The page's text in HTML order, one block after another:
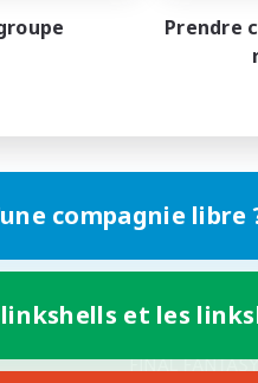
Prendre
compagnie libre
et les